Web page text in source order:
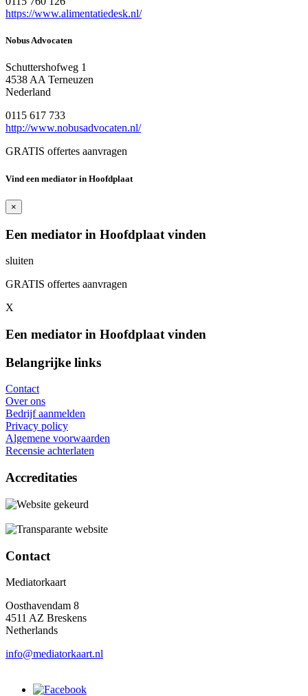
https://www.alimentatiedesk.nl/
Nobus Advocaten
Schuttershofweg 1
4538 AA Terneuzen
Nederland
0115 617 733
http://www.nobusadvocaten.nl/
GRATIS offertes aanvragen
Vind een mediator in Hoofdplaat
×
Een mediator in Hoofdplaat vinden
sluiten
GRATIS offertes aanvragen
X
Een mediator in Hoofdplaat vinden
Belangrijke links
Contact
Over ons
Bedrijf aanmelden
Privacy policy
Algemene voorwaarden
Recensie achterlaten
Accreditaties
Contact
Mediatorkaart
Oosthavendam 8
4511 AZ Breskens
Netherlands
info@mediatorkaart.nl